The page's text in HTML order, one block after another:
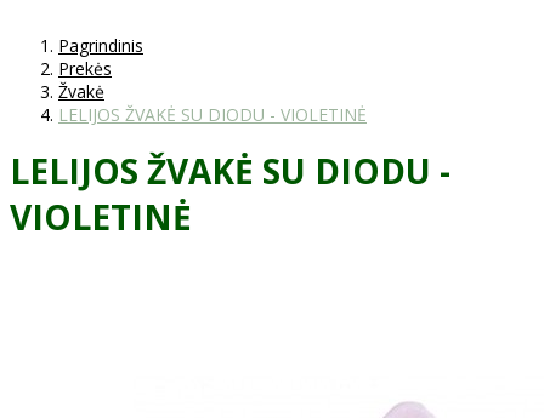
Pagrindinis
Prekės
Žvakė
LELIJOS ŽVAKĖ SU DIODU - VIOLETINĖ
LELIJOS ŽVAKĖ SU DIODU -
VIOLETINĖ